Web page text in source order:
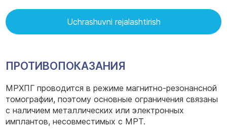
Uchrashuvni rejalashtirish
ПРОТИВОПОКАЗАНИЯ
МРХПГ проводится в режиме магнитно-резонансной
томографии, поэтому основные ограничения связаны
с наличием металлических или электронных
имплантов, несовместимых с МРТ.